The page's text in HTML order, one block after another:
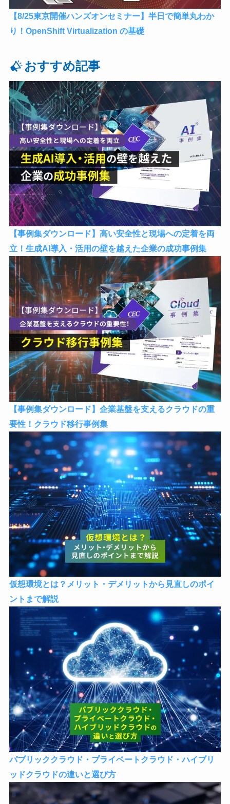
【8/25東京開催ハンズオンセミナー】半日で簡単丸わか
り！OpenShift Virtualization の基礎
おすすめ記事
【事例集ダウンロード】高い安全性と現場への定着を両
立！生成AI導入・活用の壁を越えた企業の成功事例集
【事例集ダウンロード】企業基盤を支えるクラウドの重
要性！クラウド移行事例集
仮想環境とは？メリット・デメリットから見直しのポイ
ントまで解説
パブリッククラウド・プライベートクラウド・ハイブリ
ッドクラウドの違いと選び方